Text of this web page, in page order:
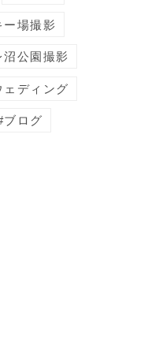
ー場撮影
沼公園撮影
ディング
ブログ